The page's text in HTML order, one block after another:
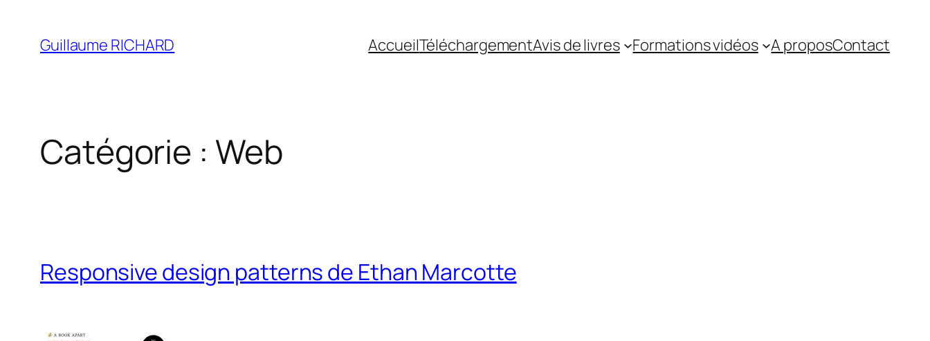
contenu
Guillaume RICHARD AccueilTéléchargementAvis de livres Formations vidéos A proposContact
Catégorie : Web
Responsive design patterns de Ethan Marcotte